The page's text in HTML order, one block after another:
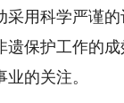
科学严谨的
保护工作的
的关注。